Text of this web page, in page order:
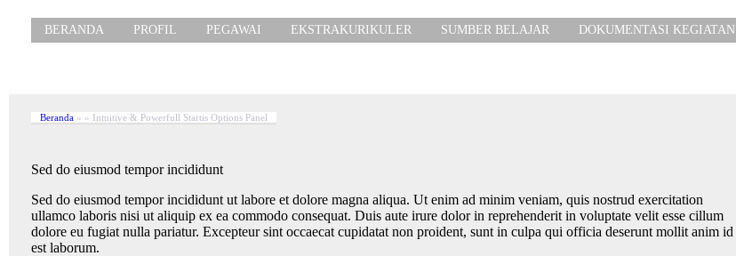
BERANDA PROFIL PEGAWAI EKSTRAKURIKULER SUMBER BELAJAR DOKUMENTASI KEGIATAN
Beranda» » Intuitive & Powerfull Startis Options Panel
Sed do eiusmod tempor incididunt
Sed do eiusmod tempor incididunt ut labore et dolore magna aliqua. Ut enim ad minim veniam, quis nostrud exercitation
ullamco laboris nisi ut aliquip ex ea commodo consequat. Duis aute irure dolor in reprehenderit in voluptate velit esse cillum
dolore eu fugiat nulla pariatur. Excepteur sint occaecat cupidatat non proident, sunt in culpa qui officia deserunt mollit anim id
est laborum.